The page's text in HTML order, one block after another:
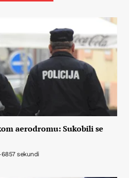
aerodromu: Sukobili se
sekundi